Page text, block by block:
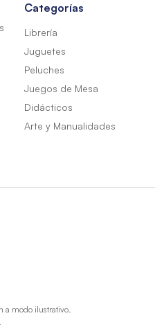
Categorías
Librería
Juguetes
Peluches
Juegos de Mesa
Didácticos
Arte y Manualidades
a modo ilustrativo.